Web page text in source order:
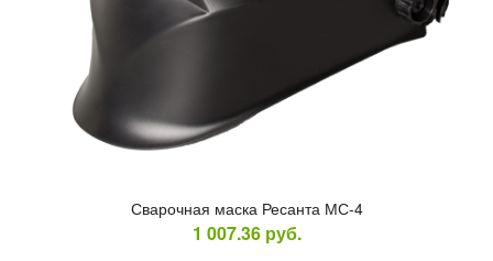
Сва­роч­ная мас­ка Ре­сан­та МС-4
1 007.36 руб.